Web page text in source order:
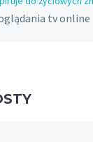
tv online